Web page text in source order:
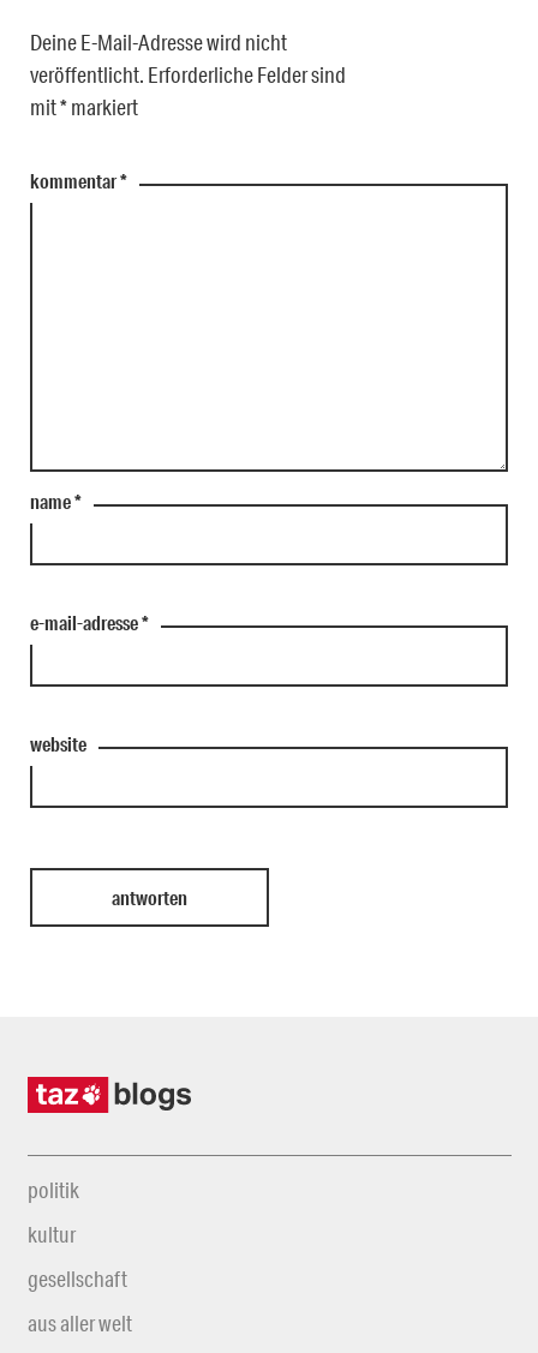
Deine E-Mail-Adresse wird nicht
veröffentlicht. Erforderliche Felder sind
mit*markiert
kommentar*
name*
e-mail-adresse*
website
politik
kultur
gesellschaft
aus aller welt